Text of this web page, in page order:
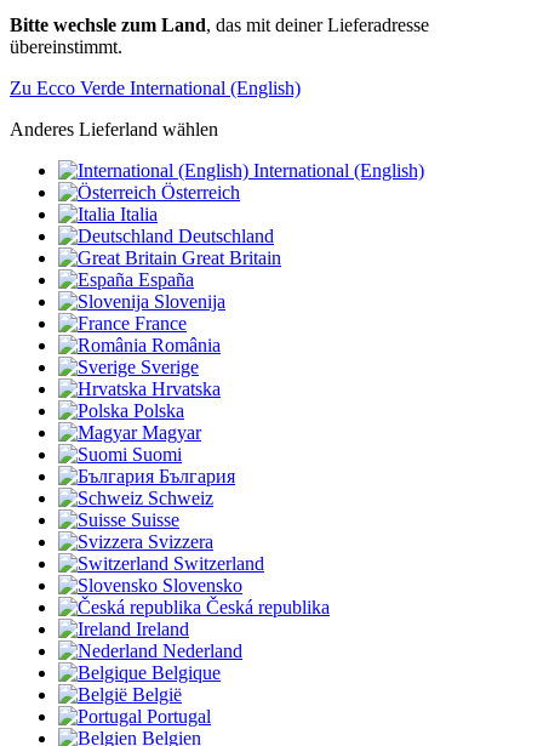
Bitte wechsle zum Land, das mit deiner Lieferadresse
übereinstimmt.
Zu Ecco Verde International (English)
Anderes Lieferland wählen
International (English)
Österreich
Italia
Deutschland
Great Britain
España
Slovenija
France
România
Sverige
Hrvatska
Polska
Magyar
Suomi
България
Schweiz
Suisse
Svizzera
Switzerland
Slovensko
Česká republika
Ireland
Nederland
Belgique
België
Portugal
Belgien